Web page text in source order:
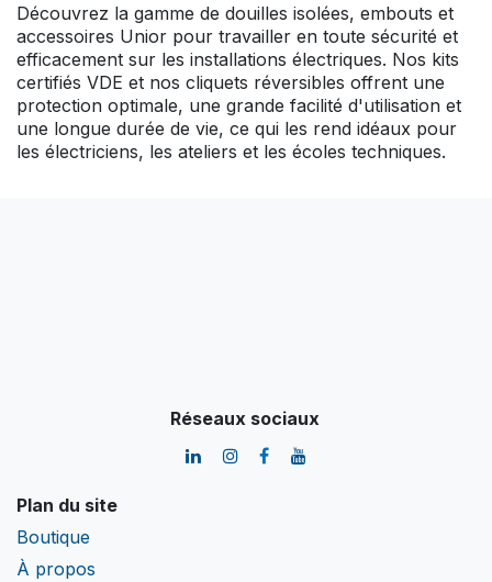
Découvrez la gamme de douilles isolées, embouts et
accessoires Unior pour travailler en toute sécurité et
efficacement sur les installations électriques. Nos kits
certifiés VDE et nos cliquets réversibles offrent une
protection optimale, une grande facilité d'utilisation et
une longue durée de vie, ce qui les rend idéaux pour
les électriciens, les ateliers et les écoles techniques.
Réseaux sociaux
Plan du site
Boutique
À propos